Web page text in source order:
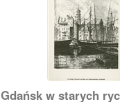
przez Motławę. Pierwszy
mostem Kogi istniał już w
stała wielka waga miejska
pod Ratuszem). W kronikach
zanotowano zawalenie się
zwodzonego, w 1512 r.,
„utopiło się wiele osób”.
Gdańsk w starych